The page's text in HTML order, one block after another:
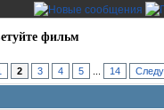
фильм
2 3 4 5 14